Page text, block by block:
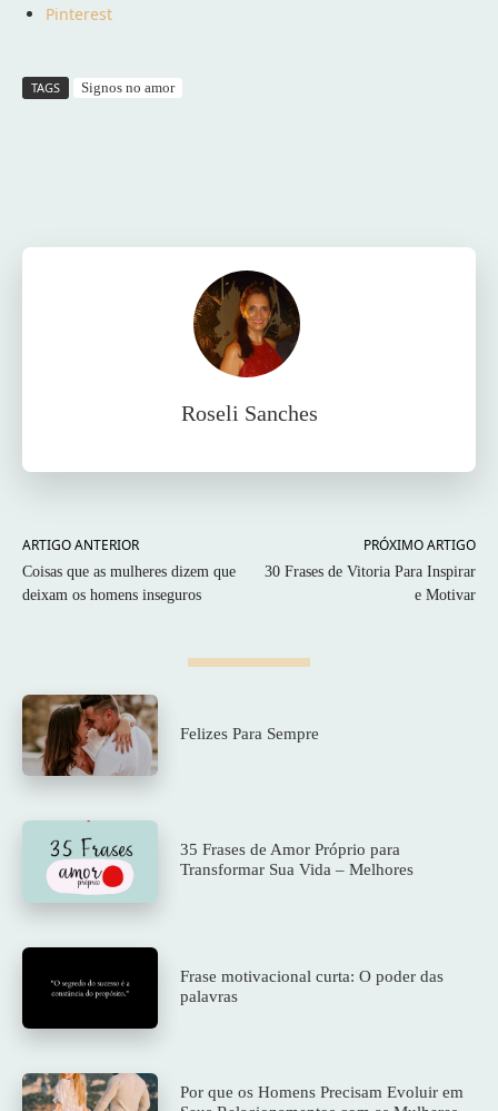
Pinterest
TAGS Signos no amor
Roseli Sanches
ARTIGO ANTERIOR
Coisas que as mulheres dizem que
deixam os homens inseguros
PRÓXIMO ARTIGO
30 Frases de Vitoria Para Inspirar
e Motivar
Felizes Para Sempre
35 Frases de Amor Próprio para
Transformar Sua Vida – Melhores
Frase motivacional curta: O poder das
palavras
Por que os Homens Precisam Evoluir em